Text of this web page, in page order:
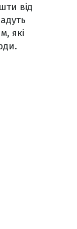
від
які